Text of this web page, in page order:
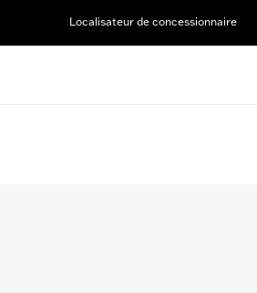
Localisateur de concessionnaire